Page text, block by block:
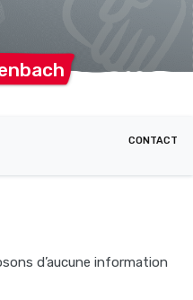
CONTACT
d’aucune information